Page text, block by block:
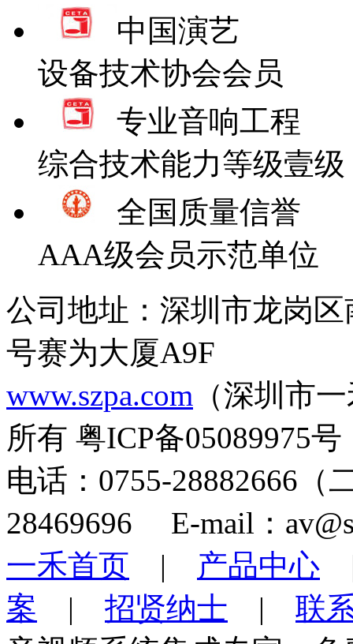
中国演艺
设备技术协会会员
专业音响工程
综合技术能力等级壹级
全国质量信誉
AAA级会员示范单位
公司地址：深圳市龙岗
号赛为大厦A9F
www.szpa.com （深圳市
所有 粤ICP备05089975号
电话：0755-28882666
28469696 E-mail：
一禾首页 | 产品中心
案 | 招贤纳士 | 联